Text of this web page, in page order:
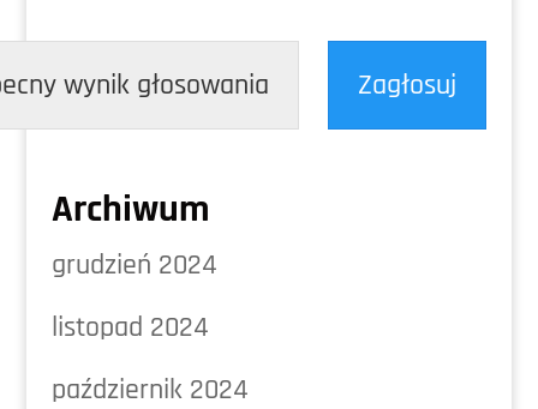
wynik głosowania Zagłosuj
Archiwum
grudzień 2024
listopad 2024
październik 2024